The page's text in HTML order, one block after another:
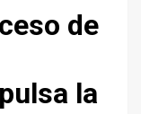
de
la